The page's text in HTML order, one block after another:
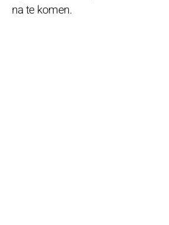
na te komen.